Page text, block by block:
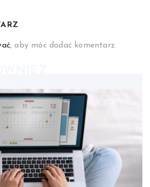
, aby móc dodać komentarz.